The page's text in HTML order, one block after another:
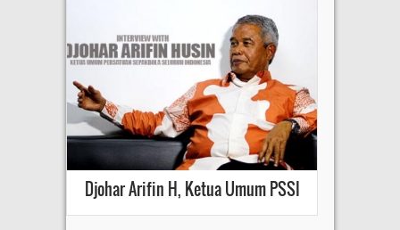
Djohar Arifin H, Ketua Umum PSSI